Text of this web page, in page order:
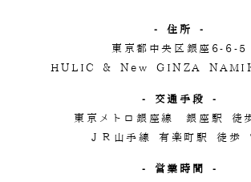
- 住所 -
東京都中央区銀座6-6-5
HULIC & New GINZA
- 交通手段 -
東京メトロ銀座線 銀座駅 徒
ＪＲ山手線 有楽町駅 徒歩
- 営業時間 -